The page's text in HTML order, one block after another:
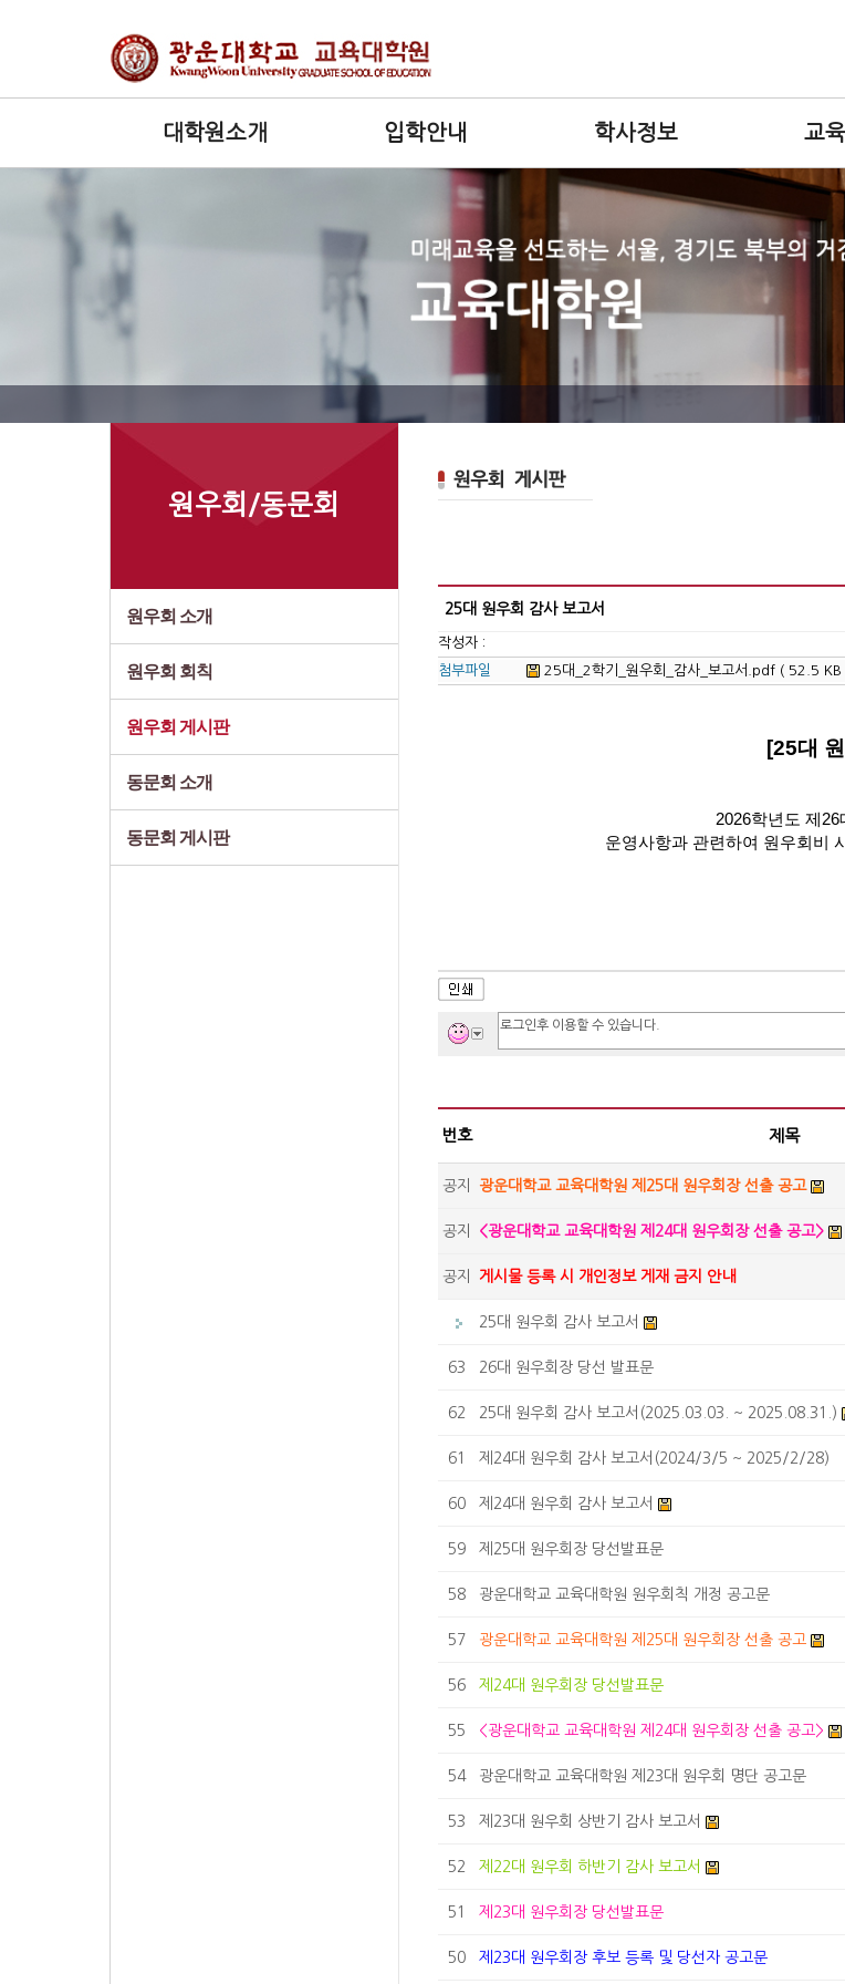
대학원소개 입학안내 학사정보 교
원우회/동문회
원우회 소개
원우회 회칙
원우회 게시판
동문회 소개
동문회 게시판
25대 원우회 감사 보고서
작성자 :
첨부파일
25대_2학기_원우회_감사_보고서.pdf ( 52.5 KB
[25대
2026학년도 제 26
운영사항과 관련하여 원우회비
번호 제목
공지 광운대학교 교육대학원 제25대 원우회장 선출 공고
공지 <광운대학교 교육대학원 제24대 원우회장 선출 공고>
공지 게시물 등록 시 개인정보 게재 금지 안내
25대 원우회 감사 보고서
63 26대 원우회장 당선 발표문
62 25대 원우회 감사 보고서(2025.03.03. ~ 2025.08.31.)
61 제24대 원우회 감사 보고서(2024/3/5 ~ 2025/2/28)
60 제24대 원우회 감사 보고서
59 제25대 원우회장 당선발표문
58 광운대학교 교육대학원 원우회칙 개정 공고문
57 광운대학교 교육대학원 제25대 원우회장 선출 공고
56 제24대 원우회장 당선발표문
55 <광운대학교 교육대학원 제24대 원우회장 선출 공고>
54 광운대학교 교육대학원 제23대 원우회 명단 공고문
53 제23대 원우회 상반기 감사 보고서
52 제22대 원우회 하반기 감사 보고서
51 제23대 원우회장 당선발표문
50 제23대 원우회장 후보 등록 및 당선자 공고문